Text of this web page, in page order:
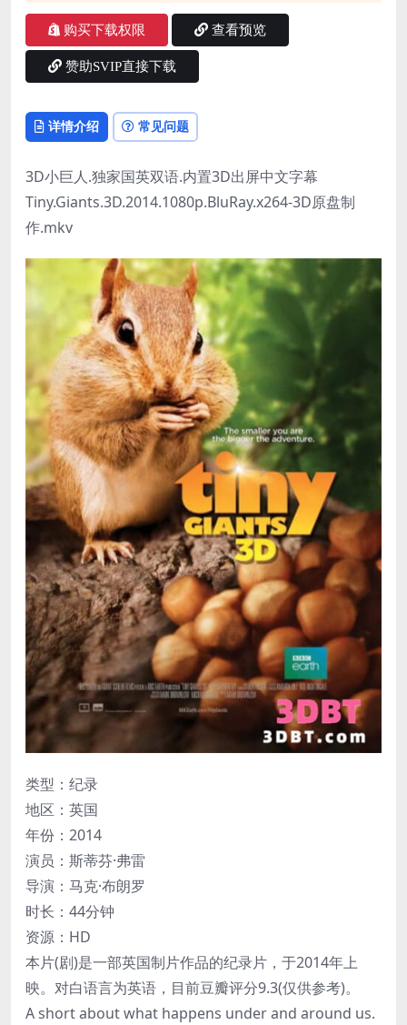
购买下载权限 查看预览
赞助SVIP直接下载
详情介绍 常见问题
3D小巨人.独家国英双语.内置3D出屏中文字幕
Tiny.Giants.3D.2014.1080p.BluRay.x264-3D原盘制
作.mkv
类型：纪录
地区：英国
年份：2014
演员：斯蒂芬·弗雷
导演：马克·布朗罗
时长：44分钟
资源：HD
本片(剧)是一部英国制片作品的纪录片，于2014年上
映。对白语言为英语，目前豆瓣评分9.3(仅供参考)。
A short about what happens under and around us.